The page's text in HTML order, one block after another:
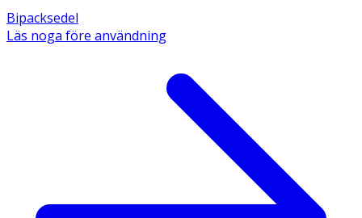
Den aktiva substansen är naproxen. 1 tablett innehåller
250 mg. Övriga innehållsämnen är laktosmonohydrat,
majsstärkelse, gelatin, talk, magnesiumstearat,
Bipacksedel
Läs noga före användning